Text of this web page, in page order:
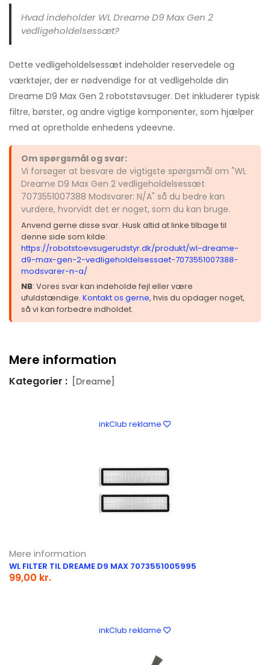
Hvad indeholder WL Dreame D9 Max Gen 2
vedligeholdelsessæt?
Dette vedligeholdelsessæt indeholder reservedele og
værktøjer, der er nødvendige for at vedligeholde din
Dreame D9 Max Gen 2 robotstøvsuger. Det inkluderer typisk
filtre, børster, og andre vigtige komponenter, som hjælper
med at opretholde enhedens ydeevne.
Om spørgsmål og svar:
Vi forsøger at besvare de vigtigste spørgsmål om "WL
Dreame D9 Max Gen 2 vedligeholdelsessæt
7073551007388 Modsvarer: N/A" så du bedre kan
vurdere, hvorvidt det er noget, som du kan bruge.
Anvend gerne disse svar. Husk altid at linke tilbage til
denne side som kilde:
https://robotstoevsugerudstyr.dk/produkt/wl-dreame-
d9-max-gen-2-vedligeholdelsessaet-7073551007388-
modsvarer-n-a/
NB: Vores svar kan indeholde fejl eller være
ufuldstændige. Kontakt os gerne, hvis du opdager noget,
så vi kan forbedre indholdet.
Mere information
Kategorier : [Dreame]
inkClub reklame
Mere information
WL FILTER TIL DREAME D9 MAX 7073551005995
99,00 kr.
inkClub reklame